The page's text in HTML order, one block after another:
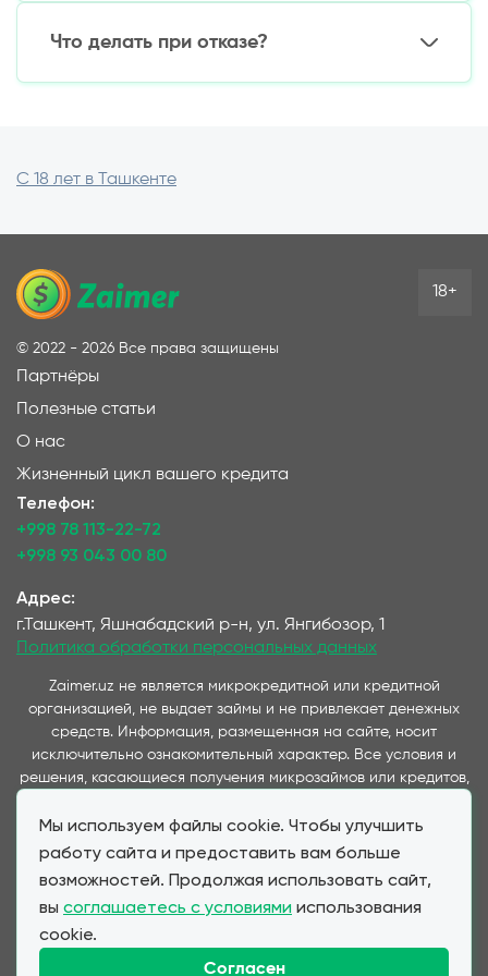
Стартовые кредиты для молодых
Через мобильные приложения банков
Что делать при отказе?
Альтернативные варианты:
Воспользоваться кредитной картой
С 18 лет в Ташкенте
Мы используем файлы cookie. Чтобы улучшить
работу сайта и предоставить вам больше
возможностей. Продолжая использовать сайт,
вы соглашаетесь с условиями использования
cookie.
Согласен
© 2022 - 2026 Все права защищены
Партнёры
Полезные статьи
О нас
Жизненный цикл вашего кредита
Телефон:
+998 78 113-22-72
+998 93 043 00 80
Адрес:
г.Ташкент, Яшнабадский р-н, ул. Янгибозор, 1
Политика обработки персональных данных
18+
Zaimer.uz не является микрокредитной или кредитной
организацией, не выдает займы и не привлекает денежных
средств. Информация, размещенная на сайте, носит
исключительно ознакомительный характер. Все условия и
решения, касающиеся получения микрозаймов или кредитов,
предоставляющими данные услуги и представленные на
данном сайте. Важно отметить, что условия займов и
соответствуют условиям, предоставляемым партнерскими
МФО и банками при прямом обращении клиента. Zaimer.uz
выступает в качестве информационного посредника,
обеспечивая удобство выбора и подачи заявок для клиентов,